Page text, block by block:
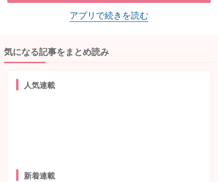
アプリで続きを読む
気になる記事をまとめ読み
人気連載
新着連載